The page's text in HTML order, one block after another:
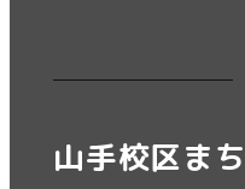
山手校区ま